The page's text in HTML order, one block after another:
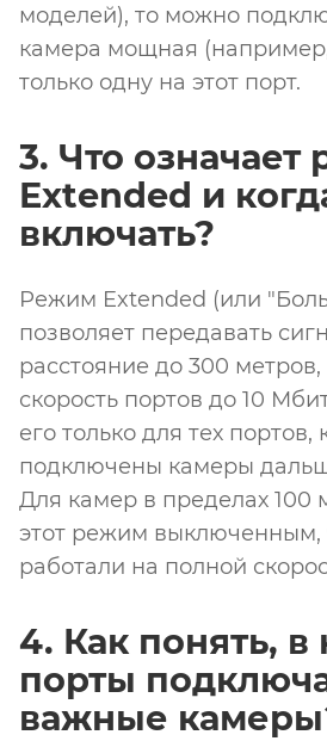
моделей), то можно
камера мощная (например,
только одну на этот порт.
3. Что означает
Extended и
включать?
Режим Extended (или
позволяет передавать
расстояние до 300
скорость портов до 10
его только для тех портов,
подключены камеры
Для камер в пределах 100
этот режим выключенным,
работали на полной
4. Как понять, в
порты
важные